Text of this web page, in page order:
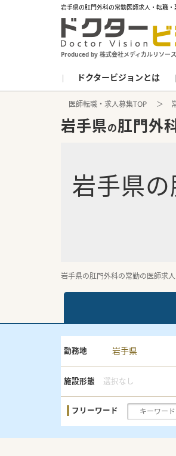
岩手県の肛門外科の常勤医師求人・転職・
Produced by 株式会社メディカルリソース
ドクタービジョンとは
医師転職・求人募集TOP
岩手県の肛門外
岩手県の
岩手県の肛門外科の常勤の医師求
勤務地 岩手県
施設形態 選択なし
フリーワード